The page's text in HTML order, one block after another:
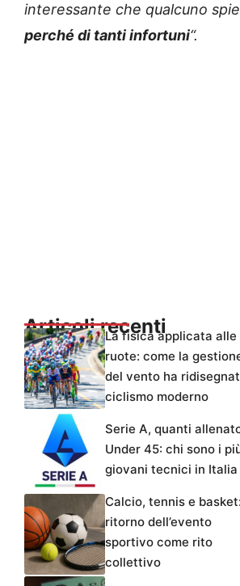
interessante che qualcuno
perché di tanti infortuni“.
Articoli recentiLa fisica applicata alle
ruote: come la
del vento ha
ciclismo moderno
Serie A, quanti
Under 45: chi sono i
giovani tecnici in Italia
Calcio, tennis e
ritorno dell’evento
sportivo come rito
collettivo